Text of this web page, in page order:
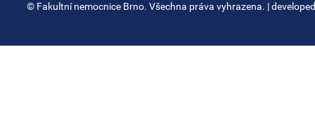
© Fakultní nemocnice Brno. Všechna práva vyhrazena. |